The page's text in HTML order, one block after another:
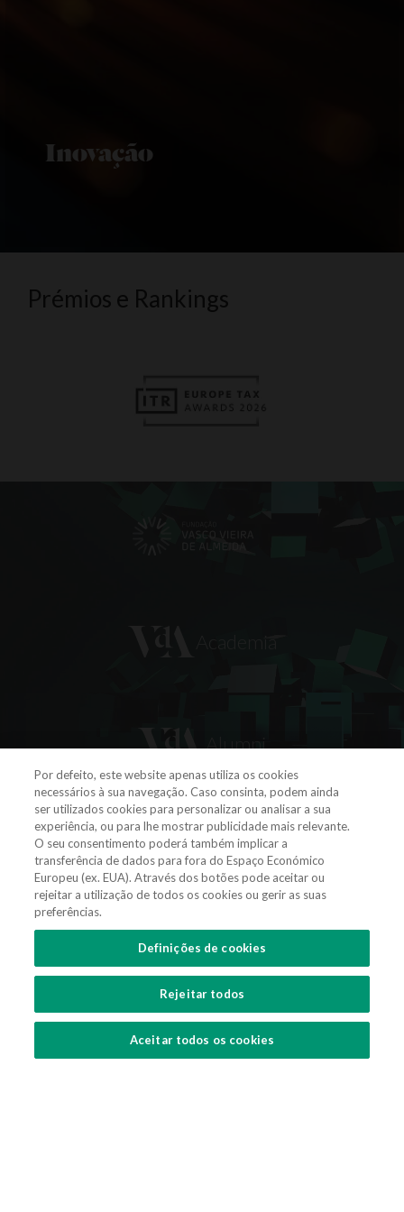
Inovação
Prémios e Rankings
(+351) 21 311 3400
vieiradealmeida@vda.pt
Obter Direções
SUBSCREVER UPDATES
Por defeito, este website apenas utiliza os cookies
necessários à sua navegação. Caso consinta, podem ainda
ser utilizados cookies para personalizar ou analisar a sua
experiência, ou para lhe mostrar publicidade mais relevante.
O seu consentimento poderá também implicar a
transferência de dados para fora do Espaço Económico
Europeu (ex. EUA). Através dos botões pode aceitar ou
rejeitar a utilização de todos os cookies ou gerir as suas
preferências.
Definições de cookies
Rejeitar todos
Aceitar todos os cookies